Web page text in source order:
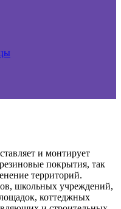
и монтирует
покрытия, так
территорий.
школьных учреждений,
коттеджных